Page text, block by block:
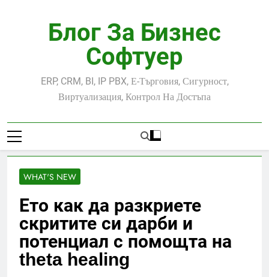
Блог За Бизнес
Софтуер
ERP, CRM, BI, IP PBX, Е-Търговия, Сигурност,
Виртуализация, Контрол На Достъпа
WHAT'S NEW
Ето как да разкриете
скритите си дарби и
потенциал с помощта на
theta healing